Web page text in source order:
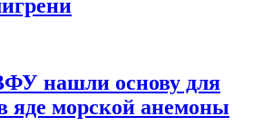
нашли основу для
яде морской анемоны